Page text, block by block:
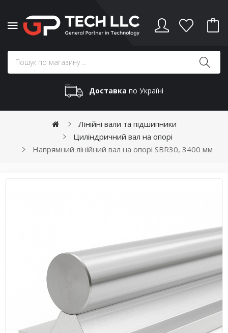
Доставка по Україні
Лінійні вали та підшипники
Циліндричний вал на опорі
Напрямний лінійний вал на опорі SBR30, 3400 мм